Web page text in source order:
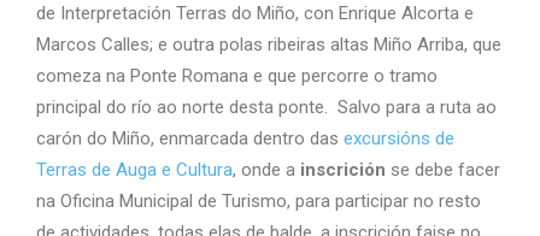
de Interpretación Terras do Miño, con Enrique Alcorta e
Marcos Calles; e outra polas ribeiras altas Miño Arriba, que
comeza na Ponte Romana e que percorre o tramo
principal do río ao norte desta ponte. Salvo para a ruta ao
carón do Miño, enmarcada dentro das excursións de
Terras de Auga e Cultura, onde a inscrición se debe facer
na Oficina Municipal de Turismo, para participar no resto